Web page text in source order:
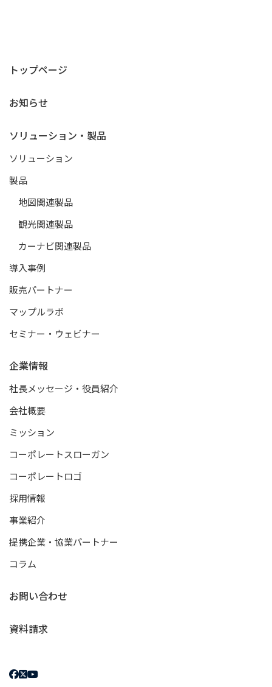
トップページ
お知らせ
ソリューション・製品
ソリューション
製品
地図関連製品
観光関連製品
カーナビ関連製品
導入事例
販売パートナー
マップルラボ
セミナー・ウェビナー
企業情報
社長メッセージ・役員紹介
会社概要
ミッション
コーポレートスローガン
コーポレートロゴ
採用情報
事業紹介
提携企業・協業パートナー
コラム
お問い合わせ
資料請求